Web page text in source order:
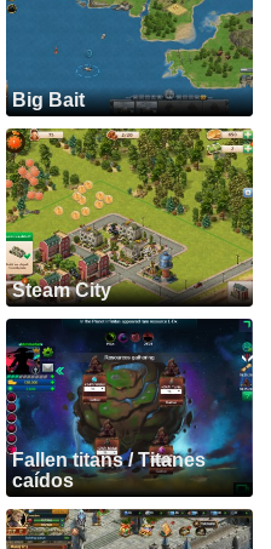
Big Bait
Steam City
Fallen titans / Titanes
caídos